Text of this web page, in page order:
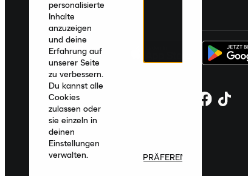
personalisierte
Inhalte
anzuzeigen
und deine
Erfahrung auf
unserer Seite
zu verbessern.
Du kannst alle
Cookies
zulassen oder
sie einzeln in
deinen
Einstellungen
verwalten.
PRÄFERENZEN